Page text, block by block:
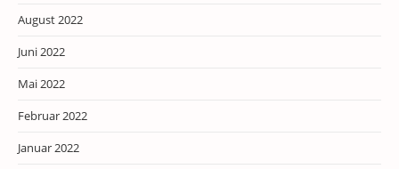
August 2022
Juni 2022
Mai 2022
Februar 2022
Januar 2022